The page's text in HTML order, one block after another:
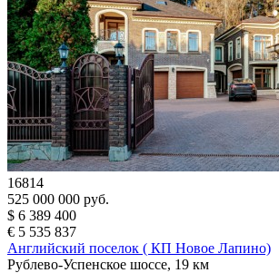
16814
525 000 000 руб.
$ 6 389 400
€ 5 535 837
Английский поселок ( КП Новое Лапино)
Рублево-Успенское шоссе, 19 км